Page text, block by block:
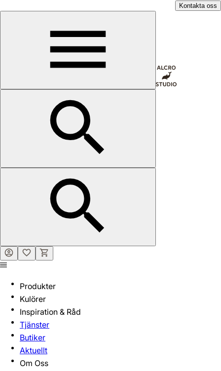
Kontakta oss
Produkter
Kulörer
Inspiration & Råd
Tjänster
Butiker
Aktuellt
Om Oss